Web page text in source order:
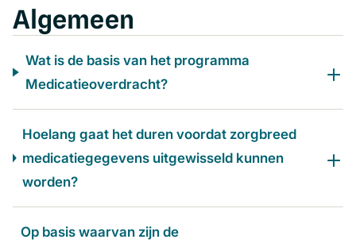
Algemeen
Wat is de basis van het programma
Medicatieoverdracht?
Hoelang gaat het duren voordat zorgbreed
medicatiegegevens uitgewisseld kunnen
worden?
Op basis waarvan zijn de